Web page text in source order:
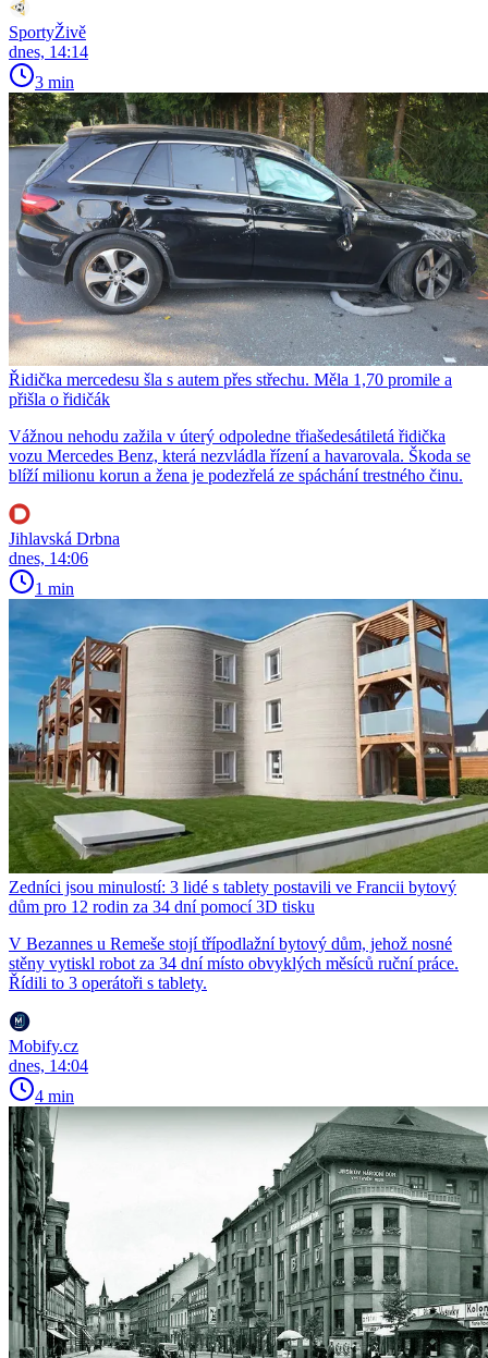
SportyŽivě
dnes, 14:14
3 min
Řidička mercedesu šla s autem přes střechu. Měla 1,70 promile a
přišla o řidičák
Vážnou nehodu zažila v úterý odpoledne třiašedesátiletá řidička
vozu Mercedes Benz, která nezvládla řízení a havarovala. Škoda se
blíží milionu korun a žena je podezřelá ze spáchání trestného činu.
Jihlavská Drbna
dnes, 14:06
1 min
Zedníci jsou minulostí: 3 lidé s tablety postavili ve Francii bytový
dům pro 12 rodin za 34 dní pomocí 3D tisku
V Bezannes u Remeše stojí třípodlažní bytový dům, jehož nosné
stěny vytiskl robot za 34 dní místo obvyklých měsíců ruční práce.
Řídili to 3 operátoři s tablety.
Mobify.cz
dnes, 14:04
4 min